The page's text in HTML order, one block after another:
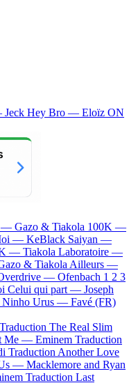
Jeck Hey Bro — Eloïz ON
— Gazo & Tiakola 100K —
— KeBlack Saiyan —
— Tiakola Laboratoire —
& Tiakola Ailleurs —
— Ofenbach 1 2 3
Celui qui part — Joseph
Ninho Urus — Favé (FR)
Traduction The Real Slim
Me — Eminem Traduction
Traduction Another Love
— Macklemore and Ryan
Traduction Last